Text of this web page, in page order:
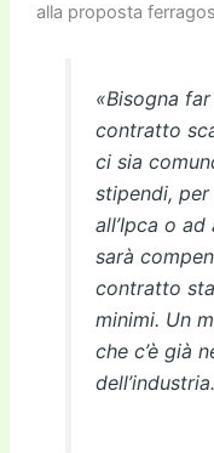
alla proposta
«Bisogna
contratto
ci sia
stipendi,
all’Ipca o
sarà
contratto
minimi. Un
che c’è già